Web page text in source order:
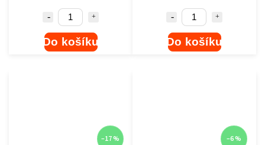
Do košíku Do košíku
–17 % –6 %